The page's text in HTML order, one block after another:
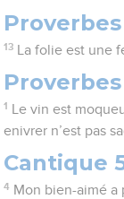
13 La folie est une
1
Le vin est
enivrer n’est pas
Cantique
4 Mon bien-aimé a